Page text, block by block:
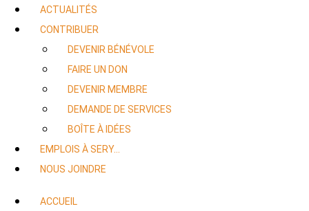
ACTUALITÉS
CONTRIBUER
DEVENIR BÉNÉVOLE
FAIRE UN DON
DEVENIR MEMBRE
DEMANDE DE SERVICES
BOÎTE À IDÉES
EMPLOIS À SERY…
NOUS JOINDRE
ACCUEIL